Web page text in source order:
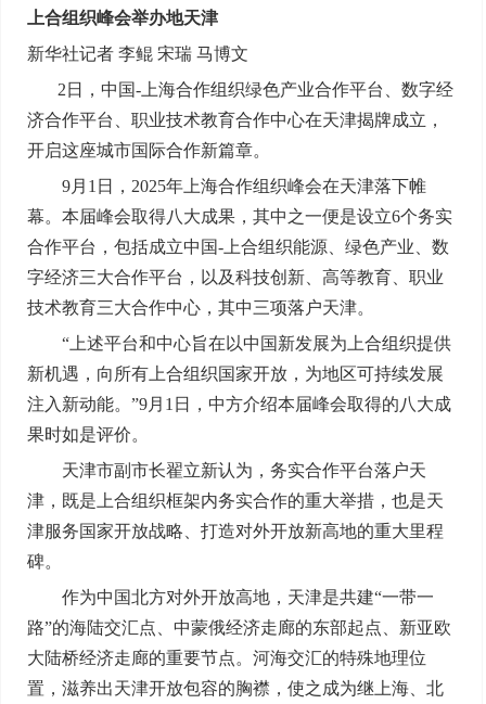
上合组织峰会举办地天津
新华社记者 李鲲 宋瑞 马博文
2日，中国-上海合作组织绿色产业合作平台、数字经
济合作平台、职业技术教育合作中心在天津揭牌成立，
开启这座城市国际合作新篇章。
9月1日，2025年上海合作组织峰会在天津落下帷
幕。本届峰会取得八大成果，其中之一便是设立6个务实
合作平台，包括成立中国-上合组织能源、绿色产业、数
字经济三大合作平台，以及科技创新、高等教育、职业
技术教育三大合作中心，其中三项落户天津。
“上述平台和中心旨在以中国新发展为上合组织提供
新机遇，向所有上合组织国家开放，为地区可持续发展
注入新动能。”9月1日，中方介绍本届峰会取得的八大成
果时如是评价。
天津市副市长翟立新认为，务实合作平台落户天
津，既是上合组织框架内务实合作的重大举措，也是天
津服务国家开放战略、打造对外开放新高地的重大里程
碑。
作为中国北方对外开放高地，天津是共建“一带一
路”的海陆交汇点、中蒙俄经济走廊的东部起点、新亚欧
大陆桥经济走廊的重要节点。河海交汇的特殊地理位
置，滋养出天津开放包容的胸襟，使之成为继上海、北